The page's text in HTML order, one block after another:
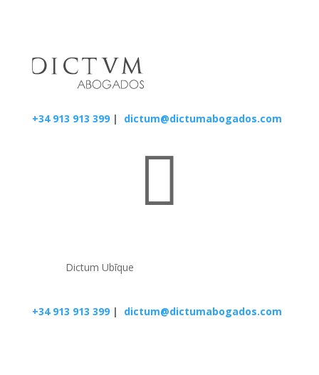
+34 913 913 399| dictum@dictumabogados.com

Dictum Ubīque
+34 913 913 399| dictum@dictumabogados.com